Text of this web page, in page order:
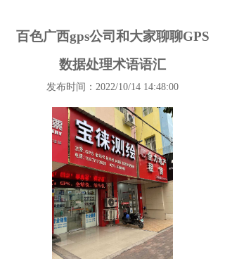
百色广西gps公司和大家聊聊GPS
数据处理术语语汇
发布时间：2022/10/14 14:48:00